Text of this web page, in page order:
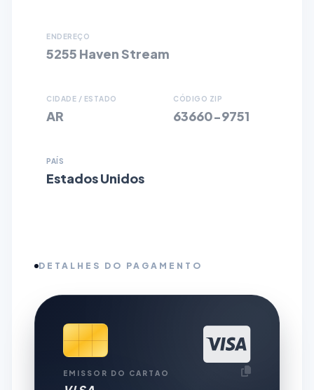
ENDEREÇO
5255 Haven Stream
CIDADE / ESTADO
AR
CÓDIGO ZIP
63660-9751
PAÍS
Estados Unidos
DETALHES DO PAGAMENTO
EMISSOR DO CARTAO